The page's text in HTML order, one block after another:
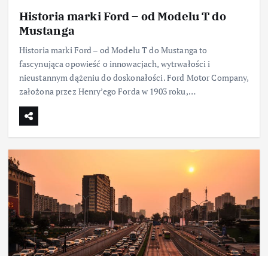
Historia marki Ford – od Modelu T do
Mustanga
Historia marki Ford – od Modelu T do Mustanga to
fascynująca opowieść o innowacjach, wytrwałości i
nieustannym dążeniu do doskonałości. Ford Motor Company,
założona przez Henry’ego Forda w 1903 roku,…